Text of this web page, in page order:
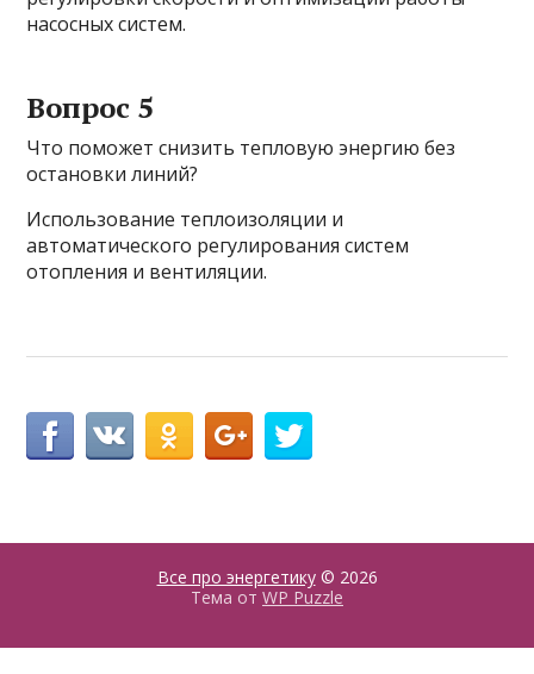
насосных систем.
Вопрос 5
Что поможет снизить тепловую энергию без
остановки линий?
Использование теплоизоляции и
автоматического регулирования систем
отопления и вентиляции.
Все про энергетику© 2026
Тема от WP Puzzle